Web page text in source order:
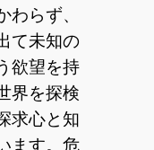
わらず、
て未知の
欲望を持
界を探検
求心と知
ます。危